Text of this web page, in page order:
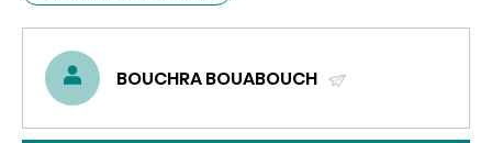
BOUCHRA BOUABOUCH
UN